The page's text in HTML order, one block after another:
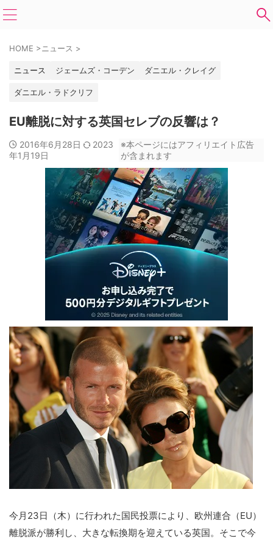
HOME >ニュース >
ニュース ジェームズ・コーデン ダニエル・クレイグ
ダニエル・ラドクリフ
EU離脱に対する英国セレブの反響は？
2016年6月28日
2023
年1月19日
※本ページにはアフィリエイト広告
が含まれます
今月23日（木）に行われた国民投票により、欧州連合（EU）
離脱派が勝利し、大きな転換期を迎えている英国。そこで今